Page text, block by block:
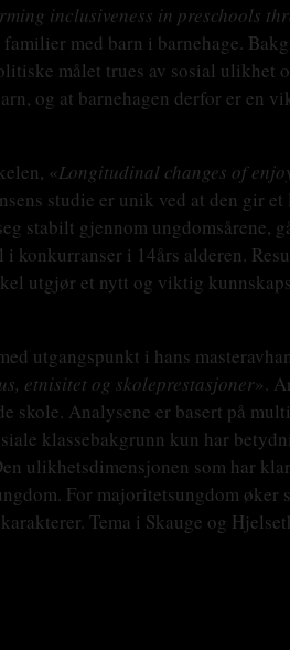
inclusiveness in preschools
med barn i barnehage.
målet trues av sosial ulikhet
og at barnehagen derfor er en
«Longitudinal changes of
studie er unik ved at den gir
stabilt gjennom ungdomsårene,
i 14års alderen.
utgjør et nytt og viktig
utgangspunkt i hans
etnisitet og skoleprestasjoner».
skole. Analysene er basert på
klassebakgrunn kun har
ulikhetsdimensjonen som har
For majoritetsungdom øker
Tema i Skauge og